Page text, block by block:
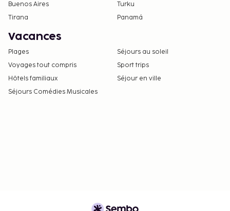
Buenos Aires
Turku
Tirana
Panamá
Vacances
Plages
Séjours au soleil
Voyages tout compris
Sport trips
Hôtels familiaux
Séjour en ville
Séjours Comédies Musicales